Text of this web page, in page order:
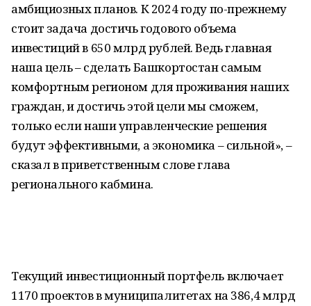
амбициозных планов. К 2024 году по-прежнему
стоит задача достичь годового объема
инвестиций в 650 млрд рублей. Ведь главная
наша цель – сделать Башкортостан самым
комфортным регионом для проживания наших
граждан, и достичь этой цели мы сможем,
только если наши управленческие решения
будут эффективными, а экономика – сильной», –
сказал в приветственным слове глава
регионального кабмина.
Текущий инвестиционный портфель включает
1170 проектов в муниципалитетах на 386,4 млрд